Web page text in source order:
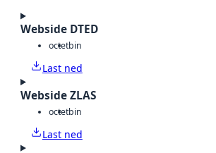
Webside DTED
octetbin
Last ned
Webside ZLAS
octetbin
Last ned